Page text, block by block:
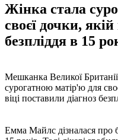
Жінка стала
своєї дочки,
безпліддя в 15
Мешканка Великої
сурогатною матір'ю для
віці поставили діагноз
Емма Майлс дізналася про